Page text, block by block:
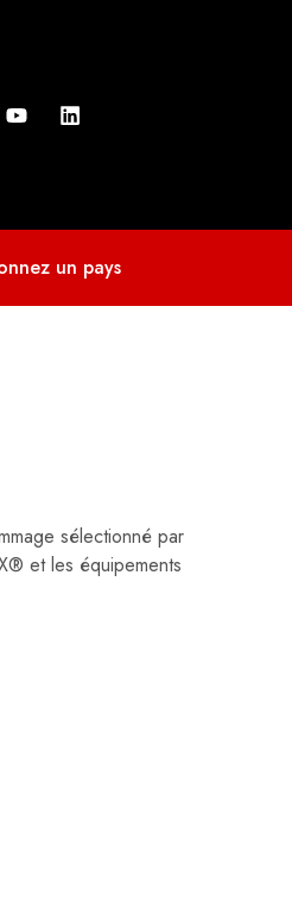
un pays
sélectionné par
et les équipements